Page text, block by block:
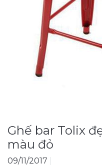
Ghế bar Tolix
màu đỏ
09/11/2017